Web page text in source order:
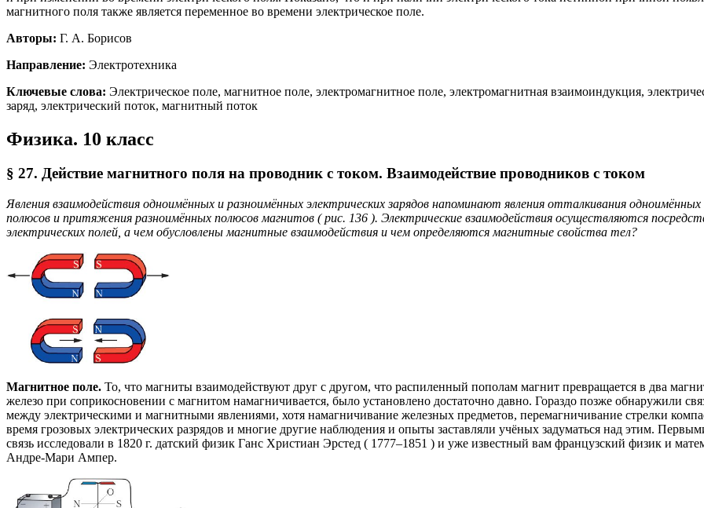
магнитного поля также является переменное во времени электрическое поле.
Авторы: Г. А. Борисов
Направление: Электротехника
Ключевые слова: Электрическое поле, магнитное поле, электромагнитное поле, электромагнитная взаимоиндукция,
заряд, электрический поток, магнитный поток
Физика. 10 класс
§ 27. Действие магнитного поля на проводник с током. Взаимодействие проводников с током
Явления взаимодействия одноимённых и разноимённых электрических зарядов напоминают явления отталкивания одноимённых
полюсов и притяжения разноимённых полюсов магнитов ( рис. 136 ). Электрические взаимодействия осуществляются
электрических полей, а чем обусловлены магнитные взаимодействия и чем определяются магнитные свойства тел?
Магнитное поле. То, что магниты взаимодействуют друг с другом, что распиленный пополам магнит превращается в два
железо при соприкосновении с магнитом намагничивается, было установлено достаточно давно. Гораздо позже обнаружили
между электрическими и магнитными явлениями, хотя намагничивание железных предметов, перемагничивание стрелки
время грозовых электрических разрядов и многие другие наблюдения и опыты заставляли учёных задуматься над этим.
связь исследовали в 1820 г. датский физик Ганс Христиан Эрстед ( 1777–1851 ) и уже известный вам французский физик и
Андре-Мари Ампер.